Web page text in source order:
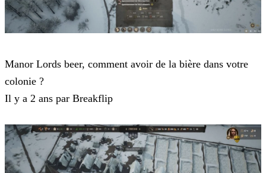
Manor Lords beer, comment avoir de la bière dans votre
colonie ?
Il y a 2 ans par Breakflip